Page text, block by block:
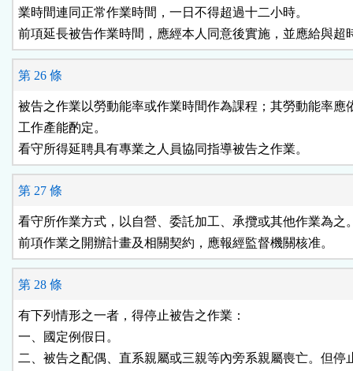
業時間連同正常作業時間，一日不得超過十二小時。
前項延長被告作業時間，應經本人同意後實施，並應給與超
第 26 條
被告之作業以勞動能率或作業時間作為課程；其勞動能率應
工作產能酌定。
看守所得延聘具有專業之人員協同指導被告之作業。
第 27 條
看守所作業方式，以自營、委託加工、承攬或其他作業為之
前項作業之開辦計畫及相關契約，應報經監督機關核准。
第 28 條
有下列情形之一者，得停止被告之作業：
一、國定例假日。
二、被告之配偶、直系親屬或三親等內旁系親屬喪亡。但停